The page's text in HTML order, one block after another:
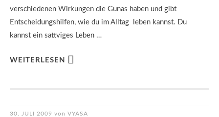
verschiedenen Wirkungen die Gunas haben und gibt
Entscheidungshilfen, wie du im Alltag leben kannst. Du
kannst ein sattviges Leben …
WEITERLESEN
30. JULI 2009 von VYASA